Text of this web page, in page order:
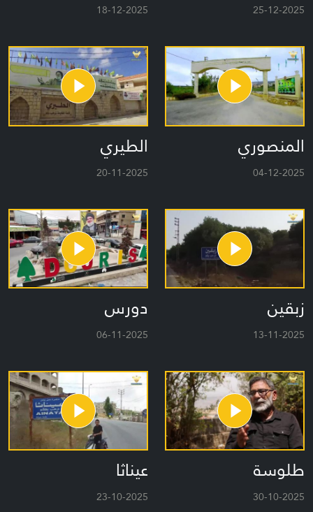
25-12-2025
18-12-2025
المنصوري
04-12-2025
الطيري
20-11-2025
زبقين
13-11-2025
دورس
06-11-2025
طلوسة
30-10-2025
عيناثا
23-10-2025